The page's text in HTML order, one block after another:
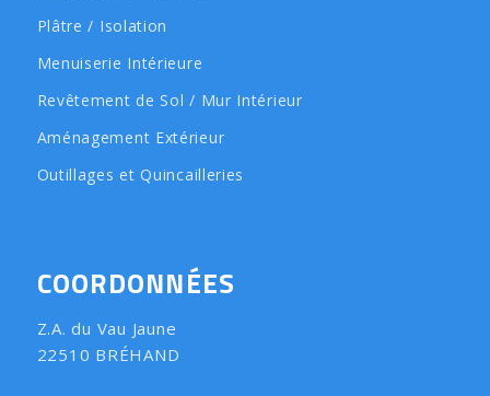
Plâtre / Isolation
Menuiserie Intérieure
Revêtement de Sol / Mur Intérieur
Aménagement Extérieur
Outillages et Quincailleries
COORDONNÉES
Z.A. du Vau Jaune
22510 BRÉHAND